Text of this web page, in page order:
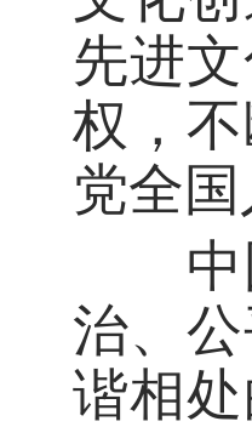
先进
权，
党全
中国
治、
谐相